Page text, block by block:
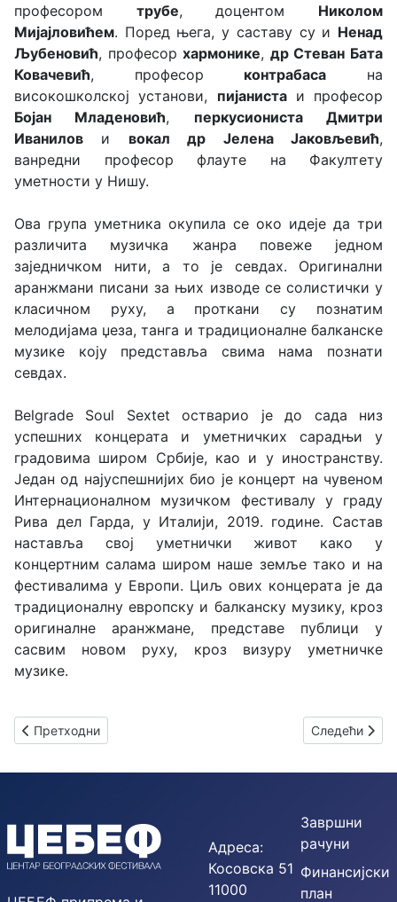
професором трубе, доцентом Николом
Мијајловићем. Поред њега, у саставу су и Ненад
Љубеновић, професорхармонике, др Стеван Бата
Ковачевић, професор контрабаса на
високошколској установи, пијанистаи професор
Бојан Младеновић, перкусиониста Дмитри
Иванилов и вокал др Јелена Јаковљевић,
ванредни професор флауте на Факултету
уметности у Нишу.
Ова група уметника окупила се око идеје да три
различита музичка жанра повеже једном
заједничком нити, а то је севдах. Оригинални
аранжмани писани за њих изводе се солистички у
класичном руху, а проткани су познатим
мелодијама џеза, танга и традиционалне балканске
музике коју представља свима нама познати
севдах.
Belgrade Soul Sextet остварио је до сада низ
успешних концерата и уметничких сарадњи у
градовима широм Србије, као и у иностранству.
Један од најуспешнијих био је концерт на чувеном
Интернационалном музичком фестивалу у граду
Рива дел Гарда, у Италији, 2019. године. Састав
наставља свој уметнички живот како у
концертним салама широм наше земље тако и на
фестивалима у Европи. Циљ ових концерата је да
традиционалну европску и балканску музику, кроз
оригиналне аранжмане, представе публици у
сасвим новом руху, кроз визуру уметничке
музике.
Претходни чланак: Пијаниста Данил Трифонов наступа у
Претходни Следећи
Следећи
Адреса:
Косовска 51
11000
Завршни
рачуни
Финансијски
план